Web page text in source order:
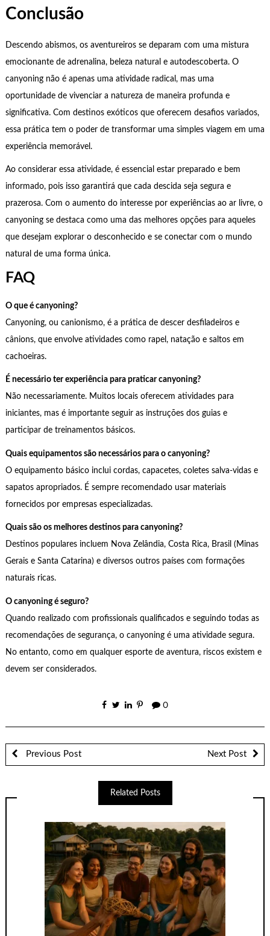
Conclusão
Descendo abismos, os aventureiros se deparam com uma mistura
emocionante de adrenalina, beleza natural e autodescoberta. O
canyoning não é apenas uma atividade radical, mas uma
oportunidade de vivenciar a natureza de maneira profunda e
significativa. Com destinos exóticos que oferecem desafios variados,
essa prática tem o poder de transformar uma simples viagem em uma
experiência memorável.
Ao considerar essa atividade, é essencial estar preparado e bem
informado, pois isso garantirá que cada descida seja segura e
prazerosa. Com o aumento do interesse por experiências ao ar livre, o
canyoning se destaca como uma das melhores opções para aqueles
que desejam explorar o desconhecido e se conectar com o mundo
natural de uma forma única.
FAQ
O que é canyoning?
Canyoning, ou canionismo, é a prática de descer desfiladeiros e
cânions, que envolve atividades como rapel, natação e saltos em
cachoeiras.
É necessário ter experiência para praticar canyoning?
Não necessariamente. Muitos locais oferecem atividades para
iniciantes, mas é importante seguir as instruções dos guias e
participar de treinamentos básicos.
Quais equipamentos são necessários para o canyoning?
O equipamento básico inclui cordas, capacetes, coletes salva-vidas e
sapatos apropriados. É sempre recomendado usar materiais
fornecidos por empresas especializadas.
Quais são os melhores destinos para canyoning?
Destinos populares incluem Nova Zelândia, Costa Rica, Brasil (Minas
Gerais e Santa Catarina) e diversos outros países com formações
naturais ricas.
O canyoning é seguro?
Quando realizado com profissionais qualificados e seguindo todas as
recomendações de segurança, o canyoning é uma atividade segura.
No entanto, como em qualquer esporte de aventura, riscos existem e
devem ser considerados.
0
Previous Post Next Post
Related Posts